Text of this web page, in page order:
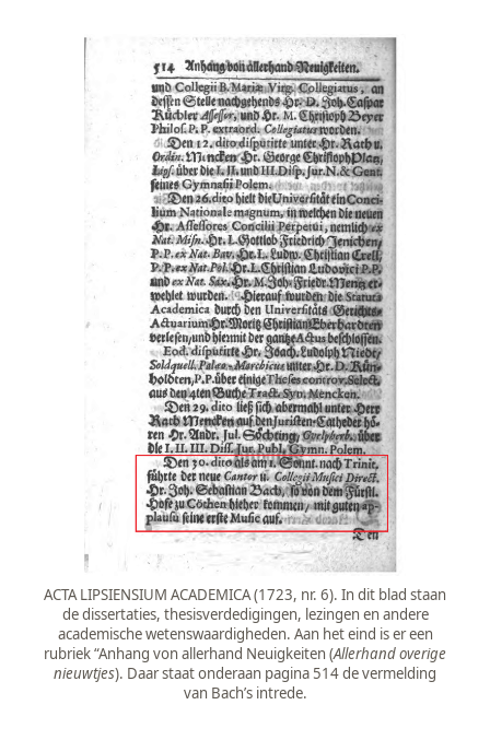
ACTA LIPSIENSIUM ACADEMICA (1723, nr. 6). In dit blad staan
de dissertaties, thesisverdedigingen, lezingen en andere
academische wetenswaardigheden. Aan het eind is er een
rubriek “Anhang von allerhand Neuigkeiten (Allerhand overige
nieuwtjes). Daar staat onderaan pagina 514 de vermelding
van Bach’s intrede.